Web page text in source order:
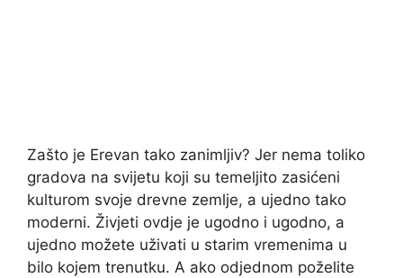
Zašto je Erevan tako zanimljiv? Jer nema toliko
gradova na svijetu koji su temeljito zasićeni
kulturom svoje drevne zemlje, a ujedno tako
moderni. Živjeti ovdje je ugodno i ugodno, a
ujedno možete uživati ​​u starim vremenima u
bilo kojem trenutku. A ako odjednom poželite